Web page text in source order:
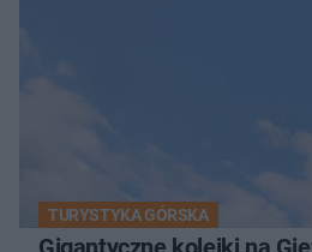
TURYSTYKA GÓRSKA